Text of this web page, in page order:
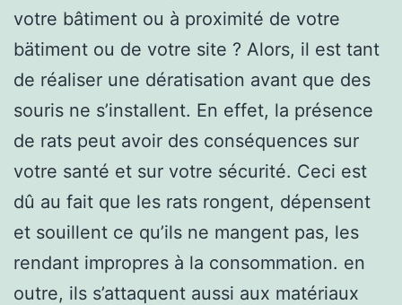
votre bâtiment ou à proximité de votre
bätiment ou de votre site ? Alors, il est tant
de réaliser une dératisation avant que des
souris ne s’installent. En effet, la présence
de rats peut avoir des conséquences sur
votre santé et sur votre sécurité. Ceci est
dû au fait que les rats rongent, dépensent
et souillent ce qu’ils ne mangent pas, les
rendant impropres à la consommation. en
outre, ils s’attaquent aussi aux matériaux